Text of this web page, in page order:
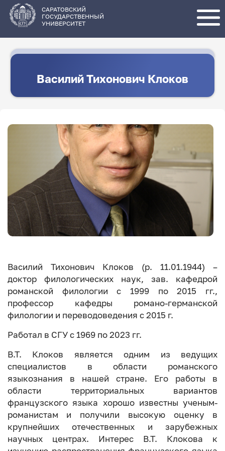
основному
содержанию
САРАТОВСКИЙ
ГОСУДАРСТВЕННЫЙ
УНИВЕРСИТЕТ
Василий Тихонович Клоков
Василий Тихонович Клоков (р. 11.01.1944) –
доктор филологических наук, зав. кафедрой
романской филологии с 1999 по 2015 гг.,
профессор кафедры романо-германской
филологии и переводоведения с 2015 г.
Работал в СГУ с 1969 по 2023 гг.
В.Т. Клоков является одним из ведущих
специалистов в области романского
языкознания в нашей стране. Его работы в
области территориальных вариантов
французского языка хорошо известны ученым-
романистам и получили высокую оценку в
крупнейших отечественных и зарубежных
научных центрах. Интерес В.Т. Клокова к